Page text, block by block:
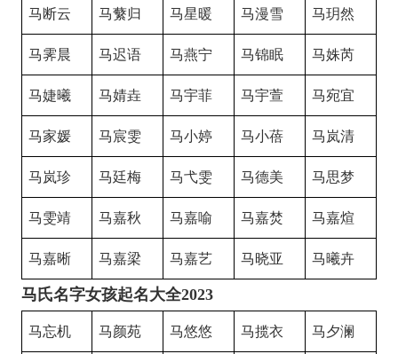
马断云 马蘩归 马星暖 马漫雪 马玥然
马霁晨 马迟语 马燕宁 马锦眠 马姝芮
马婕曦 马婧垚 马宇菲 马宇萱 马宛宜
马家媛 马宸雯 马小婷 马小蓓 马岚清
马岚珍 马廷梅 马弋雯 马德美 马思梦
马雯靖 马嘉秋 马嘉喻 马嘉焚 马嘉煊
马嘉晰 马嘉梁 马嘉艺 马晓亚 马曦卉
马氏名字女孩起名大全2023
马忘机 马颜苑 马悠悠 马揽衣 马夕澜